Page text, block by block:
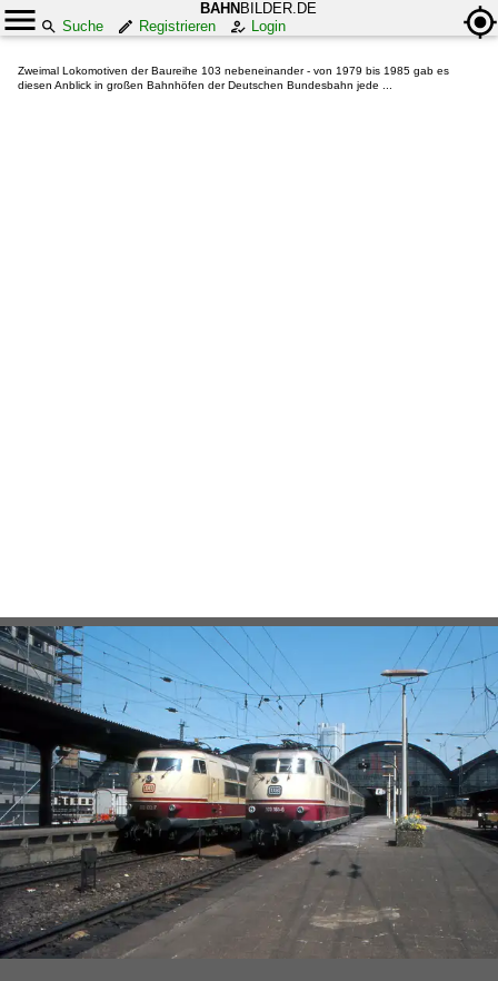
BAHN BILDER.DE
Suche
Registrieren Login
Zweimal Lokomotiven der Baureihe 103 nebeneinander - von 1979 bis 1985 gab es
diesen Anblick in großen Bahnhöfen der Deutschen Bundesbahn jede ...